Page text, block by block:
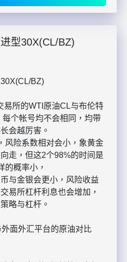
型30X(CL/BZ)
BZ)
易所的WTI原油CL与布伦特
个帐号均不会相同，均带
会越厉害。
风险系数相对会小，象黄金
走，但这2个98%的时间是
的概率小，
与金银会更小，风险收益
易所杠杆利息也会增加，
略与杠杆。
面外汇平台的原油对比